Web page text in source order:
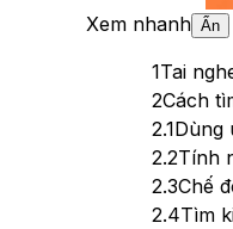
Xem nhanh Ẩn
1Tai
2Cách
2.1Dùng
2.2Tính
2.3Chế
2.4Tìm